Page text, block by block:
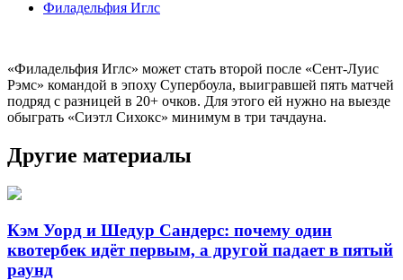
Филадельфия Иглс
«Филадельфия Иглс» может стать второй после «Сент-Луис
Рэмс» командой в эпоху Супербоула, выигравшей пять матчей
подряд с разницей в 20+ очков. Для этого ей нужно на выезде
обыграть «Сиэтл Сихокс» минимум в три тачдауна.
Другие материалы
Кэм Уорд и Шедур Сандерс: почему один
квотербек идёт первым, а другой падает в пятый
раунд